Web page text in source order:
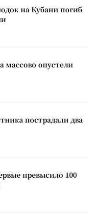
на Кубани погиб
массово опустели
пострадали два
превысило 100